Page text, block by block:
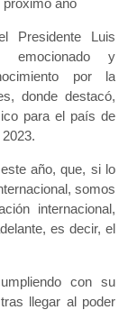
año
Presidente Luis
emocionado y
por la
donde destacó,
para el país de
año, que, si lo
somos
internacional,
es decir, el
con su
llegar al poder